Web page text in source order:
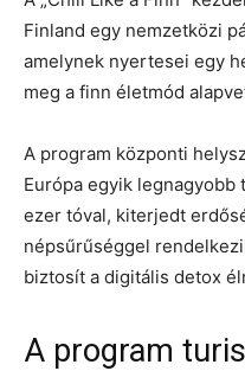
Finland egy nemzetközi
amelynek nyertesei egy
meg a finn életmód
A program központi
Európa egyik
ezer tóval, kiterjedt
népsűrűséggel
biztosít a digitális detox
A program